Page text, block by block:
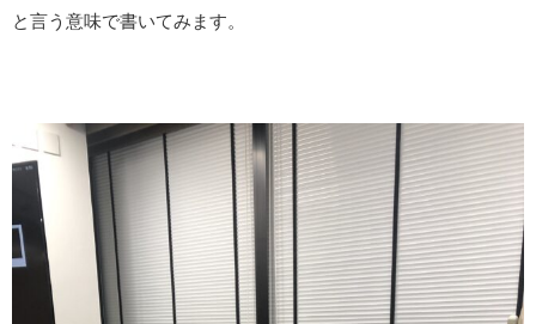
と言う意味で書いてみます。